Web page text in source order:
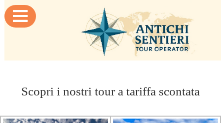

Scopri i nostri tour a tariffa scontata